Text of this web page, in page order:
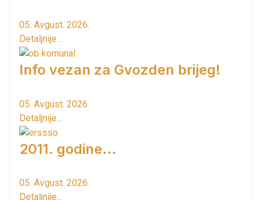
05. Avgust. 2026.
Detaljnije...
Info vezan za Gvozden brijeg!
05. Avgust. 2026.
Detaljnije...
2011. godine...
05. Avgust. 2026.
Detaljnije...